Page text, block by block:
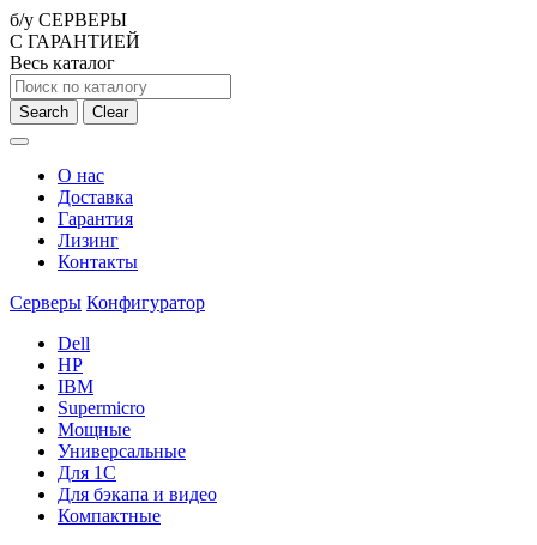
б/у СЕРВЕРЫ
С ГАРАНТИЕЙ
Весь каталог
Search Clear
О нас
Доставка
Гарантия
Лизинг
Контакты
Серверы Конфигуратор
Dell
HP
IBM
Supermicro
Мощные
Универсальные
Для 1С
Для бэкапа и видео
Компактные